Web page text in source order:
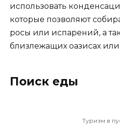
использовать
которые позволяют
росы или испарений, а
близлежащих оазисах или
Поиск еды
Туризм в